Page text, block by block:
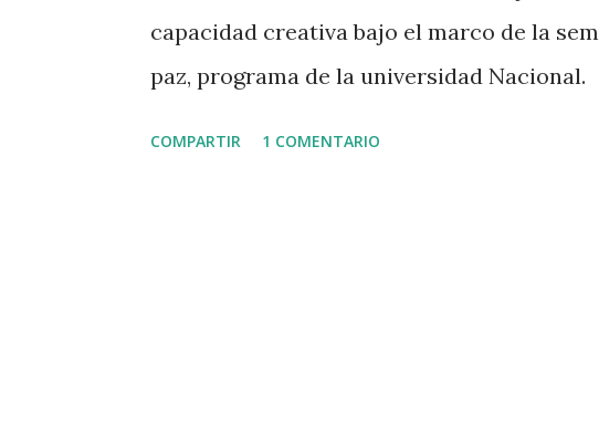
capacidad creativa bajo el marco de la
paz, programa de la universidad Nacional.
COMPARTIR 1 COMENTARIO